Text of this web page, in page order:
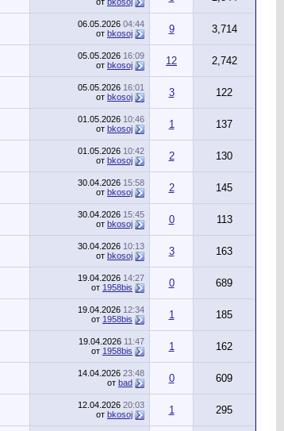
06.05.2026 04:44
от bkosoj 9 3,714
05.05.2026 16:09
от bkosoj 12 2,742
05.05.2026 16:01
от bkosoj 3 122
01.05.2026 10:46
от bkosoj 1 137
01.05.2026 10:42
от bkosoj 2 130
30.04.2026 15:58
от bkosoj 2 145
30.04.2026 15:45
от bkosoj 0 113
30.04.2026 10:13
от bkosoj 3 163
19.04.2026 14:27
от 1958bis 0 689
19.04.2026 12:34
от 1958bis 1 185
19.04.2026 11:47
от 1958bis 1 162
14.04.2026 23:48
от bad 0 609
12.04.2026 20:03
от bkosoj 1 295